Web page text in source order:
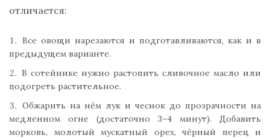
отличается:
Все овощи нарезаются и подготавливаются, как и в
предыдущем варианте.
В сотейнике нужно растопить сливочное масло или
подогреть растительное.
Обжарить на нём лук и чеснок до прозрачности на
медленном огне (достаточно 3–4 минут). Добавить
морковь, молотый мускатный орех, чёрный перец и